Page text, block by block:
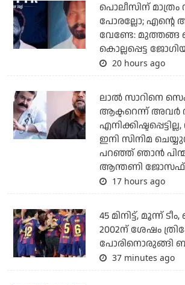
പൊലീസിന് മാത്രം
പോരല്ലോ; എന്റെ
വേണ്ടേ: മുത്തങ്ങ
കൊല്ലപ്പെട്ട
20 hours ago
ലാല്‍ സാറിനെ
ആക്ടറെന്ന് അവര്‍
ഇനി സിനിമ
പറഞ്ഞ് ഞാന്‍
ആന്തണി ജോസഫ്
17 hours ago
45 മിനിട്ട്, മൂന്ന് ടീം,
2002ന് ശേഷം
പോരിനൊരുങ്ങി
37 minutes ago